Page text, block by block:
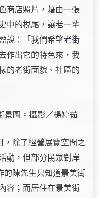
商店照片，藉由一張
中的梘尾，讓老一輩
說：「我們希望老街
作出它的特色來，我
的老街面貌、社區的
景圖。攝影／楊婷茹
，除了經營展覽空間之
動，但部分民眾對岸
的陳先生只知道景美街
容；而居住在景美街